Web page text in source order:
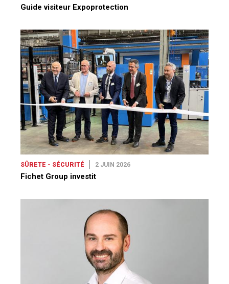
Guide visiteur Expoprotection
SÛRETE - SÉCURITÉ 2 JUIN 2026
Fichet Group investit